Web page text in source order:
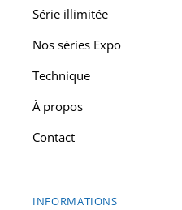
Série illimitée
Nos séries Expo
Technique
À propos
Contact
INFORMATIONS